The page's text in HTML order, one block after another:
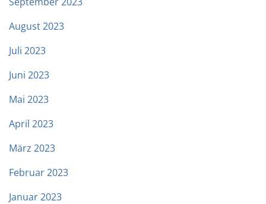
August 2023
Juli 2023
Juni 2023
Mai 2023
April 2023
März 2023
Februar 2023
Januar 2023